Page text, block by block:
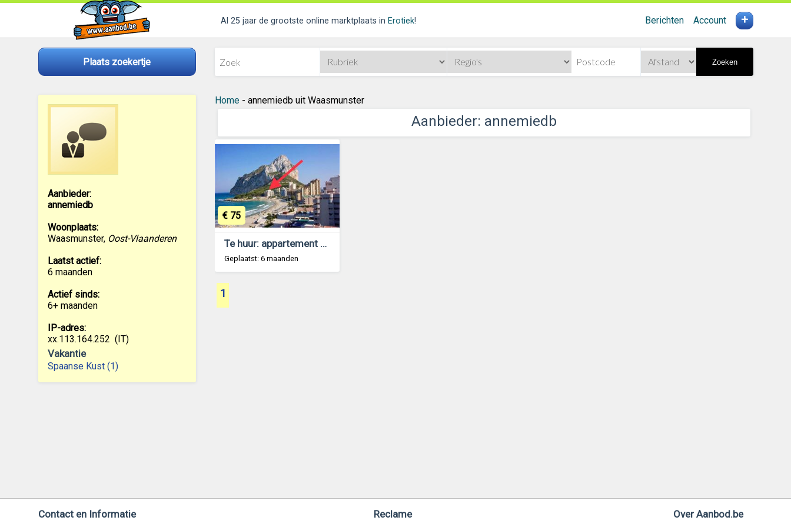
Al 25 jaar de grootste online marktplaats in Erotiek! Berichten Account +
Plaats zoekertje Zoeken
Aanbieder:
annemiedb
Woonplaats:
Waasmunster, Oost-Vlaanderen
Laatst actief:
6 maanden
Actief sinds:
6+ maanden
IP-adres:
xx.113.164.252 (IT)
Vakantie
Spaanse Kust (1)
Home- annemiedb uit Waasmunster
Aanbieder: annemiedb
Te huur: appartement Calpe
Geplaatst: 6 maanden
€ 75
1
Contact en Informatie Reclame Over Aanbod.be